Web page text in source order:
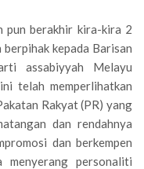
pun berakhir kira-kira 2
kepada Barisan
assabiyyah Melayu
telah memperlihatkan
Rakyat (PR) yang
dan rendahnya
dan berkempen
menyerang personaliti